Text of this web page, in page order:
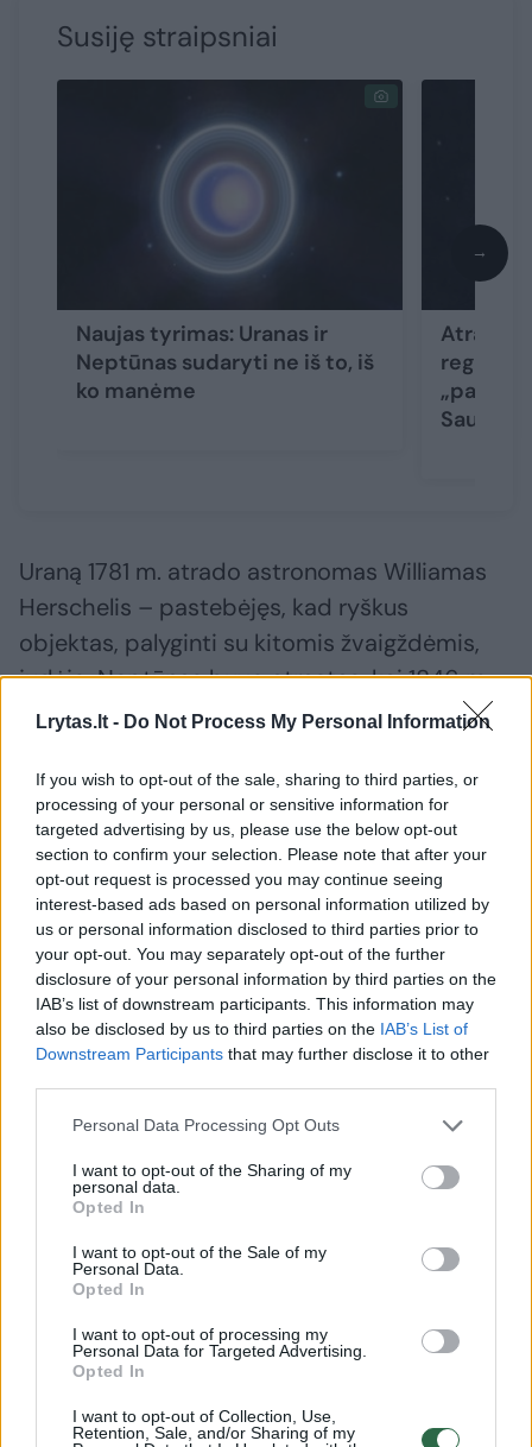
Lrytas.lt - Do Not Process My Personal Information
If you wish to opt-out of the sale, sharing to third parties, or
processing of your personal or sensitive information for
targeted advertising by us, please use the below opt-out
section to confirm your selection. Please note that after your
opt-out request is processed you may continue seeing
interest-based ads based on personal information utilized by
us or personal information disclosed to third parties prior to
your opt-out. You may separately opt-out of the further
disclosure of your personal information by third parties on the
IAB’s list of downstream participants. This information may
also be disclosed by us to third parties on the IAB’s List of
Downstream Participants that may further disclose it to other
Personal Data Processing Opt Outs
I want to opt-out of the Sharing of my
personal data.
Opted In
I want to opt-out of the Sale of my
Personal Data.
Opted In
I want to opt-out of processing my
Personal Data for Targeted Advertising.
Opted In
I want to opt-out of Collection, Use,
Retention, Sale, and/or Sharing of my
Susiję straipsniai
Naujas tyrimas: Uranas ir
Neptūnas sudaryti ne iš to, iš
ko manėme
Saulės
→
Uraną 1781 m. atrado astronomas Williamas
Herschelis – pastebėjęs, kad ryškus
objektas, palyginti su kitomis žvaigždėmis,
judėjo. Neptūnas buvo atrastas, kai 1846 m.
astronomas ir matematikas Urbainas Le
nuo Niutono fizikos prognozuojamos orbitos.
Jis suprato, kad tai galima paaiškinti tuo, jog
už Urano esanti kita planeta daro įtaką jo
orbitai – ir numatė, kur ši planeta turėtų būti.
Tačiau Saulės sistemos planetų atradimas
dar gali būti nebaigtas. 2015 m. du
Kalifornijos technologijų universiteto
šeši objektai, esantys už Neptūno orbitos, yra
juos „gena“ kažkas, turintis didelę gravitacinę
trauką.
Given their dynamic instability, only two scenarios can
maintain this population of TNOs in a steady state:
they're either driven inward by interplay between the
Galactic tide and Neptune's scattering, or they result
from dynamics induced by Planet 9 (as shown on the
figure).pic.twitter.com/HBEqm0UO9J